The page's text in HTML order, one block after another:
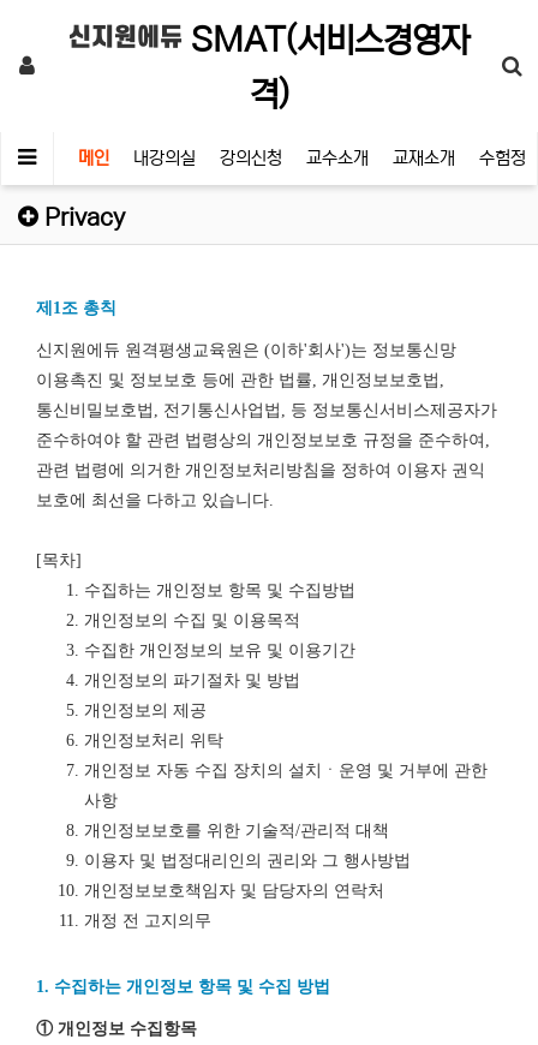
신지원에듀 SMAT(서비스경영자
격)
메인 내강의실 강의신청 교수소개 교재소개 수험정
Privacy
제1조 총칙
신지원에듀 원격평생교육원은 (이하'회사')는 정보통신망
이용촉진 및 정보보호 등에 관한 법률, 개인정보보호법,
통신비밀보호법, 전기통신사업법, 등 정보통신서비스제공자가
준수하여야 할 관련 법령상의 개인정보보호 규정을 준수하여,
관련 법령에 의거한 개인정보처리방침을 정하여 이용자 권익
보호에 최선을 다하고 있습니다.
[목차]
수집하는 개인정보 항목 및 수집방법
개인정보의 수집 및 이용목적
수집한 개인정보의 보유 및 이용기간
개인정보의 파기절차 및 방법
개인정보의 제공
개인정보처리 위탁
개인정보 자동 수집 장치의 설치ㆍ운영 및 거부에 관한
사항
개인정보보호를 위한 기술적/관리적 대책
이용자 및 법정대리인의 권리와 그 행사방법
개인정보보호책임자 및 담당자의 연락처
개정 전 고지의무
1. 수집하는 개인정보 항목 및 수집 방법
① 개인정보 수집항목